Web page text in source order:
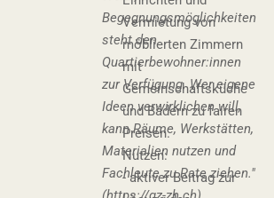
Vermietung von
möblierten Zimmern
mit
Gemeinschaftsküche
und Bädern zu fairen
Preisen.
Nutzen:
- aktiver Beitrag zur
Begegnungsmöglichkeiten
steht den
Quartierbewohner:innen
zur Verfügung. Wer eigene
Ideen verwirklichen will,
kann Räume, Werkstätten,
Materialien nutzen und
Fachleute zu Rate ziehen."